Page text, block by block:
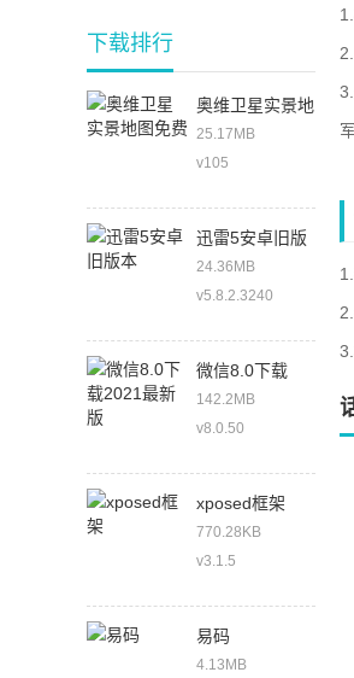
下载排行
奥维卫星实景地
图免费
25.17MB
v105
迅雷5安卓旧版
本
24.36MB
v5.8.2.3240
微信8.0下载
2021最新版
142.2MB
v8.0.50
xposed框架
770.28KB
v3.1.5
易码
4.13MB